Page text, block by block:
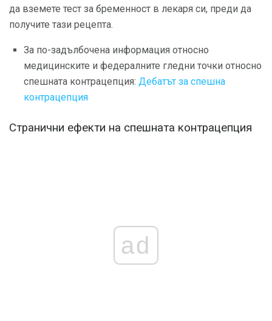
да вземете тест за бременност в лекаря си, преди да
получите тази рецепта.
За по-задълбочена информация относно
медицинските и федералните гледни точки относно
спешната контрацепция: Дебатът за спешна
контрацепция
Странични ефекти на спешната контрацепция
ad